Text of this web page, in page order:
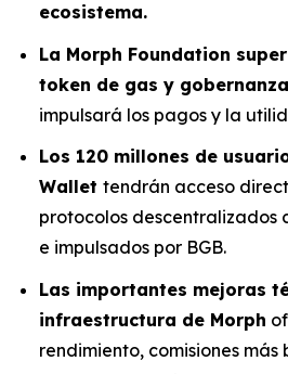
ecosistema.
La Morph Foundation
token de gas y
impulsará los pagos y la
Los 120 millones de
Wallet tendrán acceso
protocolos descentralizados
e impulsados por BGB.
Las importantes mejoras
infraestructura de Morph
rendimiento, comisiones